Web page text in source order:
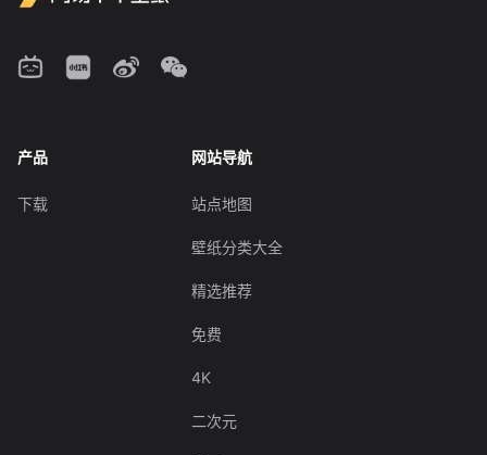
产品
下载
网站导航
站点地图
壁纸分类大全
精选推荐
免费
4K
二次元